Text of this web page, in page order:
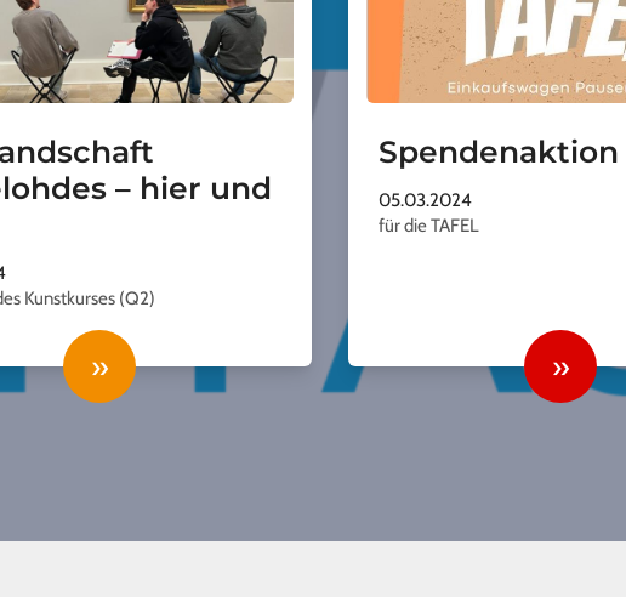
– hier und
Kunstkurses (Q2)
»
Spendenaktion
05.03.2024
für die TAFEL
»